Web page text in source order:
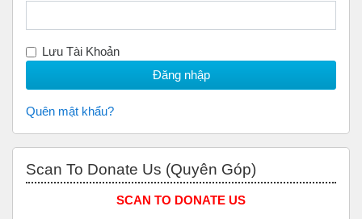
Lưu Tài Khoản
Quên mật khẩu?
Scan To Donate Us (Quyên Góp)
SCAN TO DONATE US